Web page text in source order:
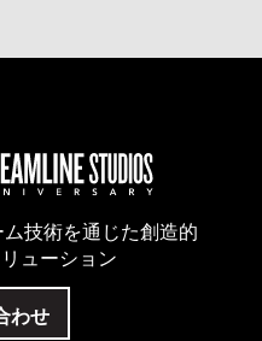
技術を通じた創造的
ューション
わせ